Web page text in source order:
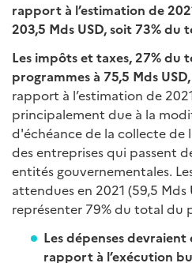
rapport à l’estimation de
203,5 Mds USD, soit 73% du
Les impôts et taxes, 27% du
programmes à 75,5 Mds
rapport à l’estimation de
principalement due à la
d'échéance de la collecte de
des entreprises qui passent
entités gouvernementales.
attendues en 2021 (59,5 Mds
représenter 79% du total du
Les dépenses
rapport à l’exécution